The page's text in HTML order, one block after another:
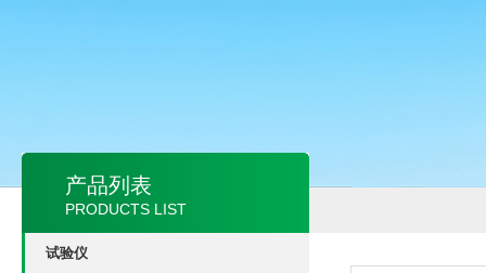
产品列表
PRODUCTS LIST
试验仪